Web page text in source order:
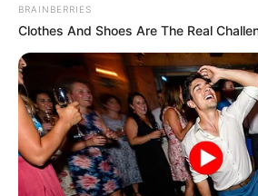
BRAINBERRIES
Clothes And Shoes Are The Real